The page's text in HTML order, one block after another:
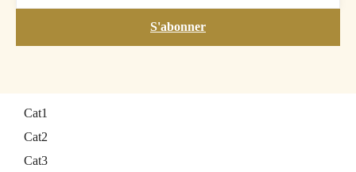
S'abonner
Cat1
Cat2
Cat3